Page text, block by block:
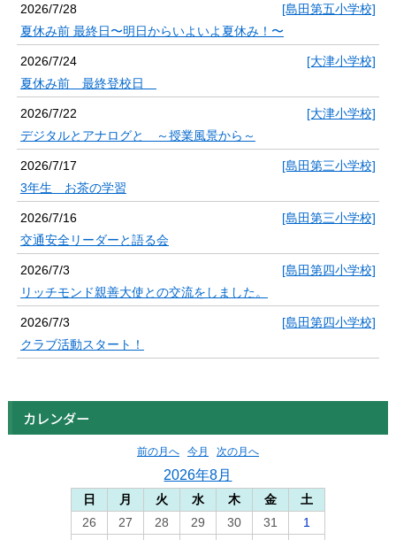
2026/7/28
[島田第五小学校]
夏休み前 最終日〜明日からいよいよ夏休み！〜
2026/7/24
[大津小学校]
夏休み前 最終登校日
2026/7/22
[大津小学校]
デジタルとアナログと ～授業風景から～
2026/7/17
[島田第三小学校]
3年生 お茶の学習
2026/7/16
[島田第三小学校]
交通安全リーダーと語る会
2026/7/3
[島田第四小学校]
リッチモンド親善大使との交流をしました。
2026/7/3
[島田第四小学校]
クラブ活動スタート！
カレンダー
前の月へ 今月 次の月へ
2026年8月
日 月 火 水 木 金
土
26
27 28 29 30 31
1